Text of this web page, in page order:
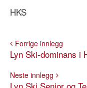
HKS
Forrige innlegg
Lyn Ski-dominans i
Neste innlegg